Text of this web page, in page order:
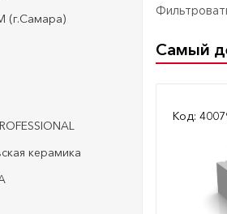
(г.Самара)
керамика
Самый
Код: